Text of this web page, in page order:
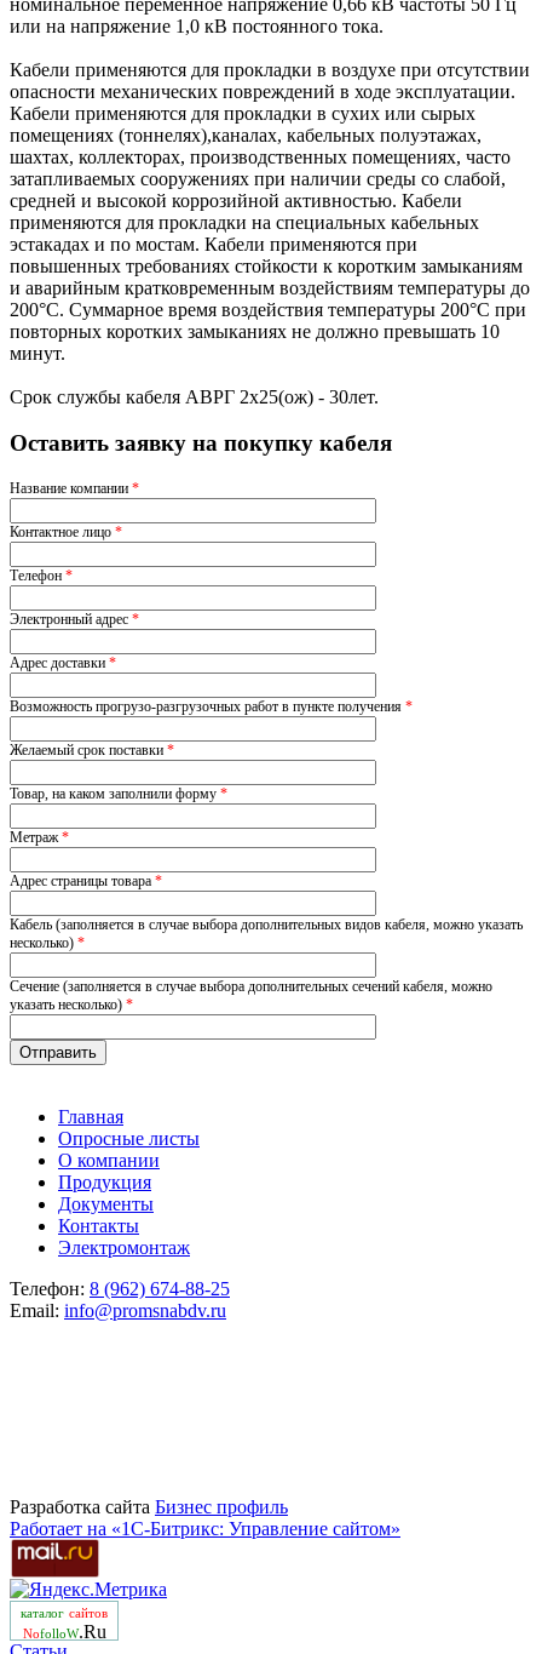
или на напряжение 1,0 кВ постоянного тока.
Кабели применяются для прокладки в воздухе при отсутствии
опасности механических повреждений в ходе эксплуатации.
Кабели применяются для прокладки в сухих или сырых
помещениях (тоннелях),каналах, кабельных полуэтажах,
шахтах, коллекторах, производственных помещениях, часто
затапливаемых сооружениях при наличии среды со слабой,
средней и высокой коррозийной активностью. Кабели
применяются для прокладки на специальных кабельных
эстакадах и по мостам. Кабели применяются при
повышенных требованиях стойкости к коротким замыканиям
и аварийным кратковременным воздействиям температуры до
200°С. Суммарное время воздействия температуры 200°С при
повторных коротких замыканиях не должно превышать 10
минут.
Срок службы кабеля АВРГ 2х25(ож) - 30лет.
Оставить заявку на покупку кабеля
Название компании *
Контактное лицо *
Телефон *
Электронный адрес *
Адрес доставки *
Возможность прогрузо-разгрузочных работ в пункте получения *
Желаемый срок поставки *
Товар, на каком заполнили форму *
Метраж*
Адрес страницы товара *
Кабель (заполняется в случае выбора дополнительных видов кабеля, можно указать
несколько) *
Сечение (заполняется в случае выбора дополнительных сечений кабеля, можно
указать несколько) *
Главная
Опросные листы
О компании
Продукция
Документы
Контакты
Электромонтаж
Телефон: 8 (962) 674-88-25
Email: info@promsnabdv.ru
Разработка сайта Бизнеc профиль
Работает на «1С-Битрикс: Управление сайтом»
каталог сайтов
NofolloW.Ru